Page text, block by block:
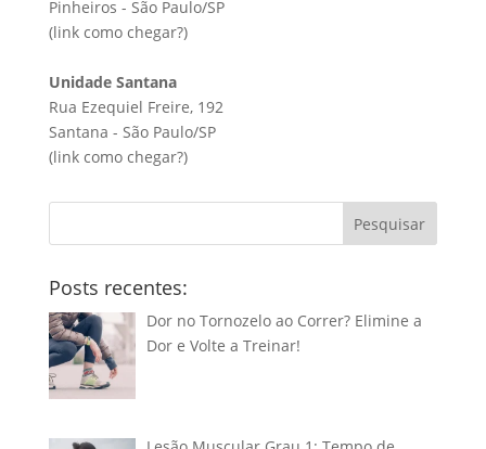
Pinheiros - São Paulo/SP
(link como chegar?)
Unidade Santana
Rua Ezequiel Freire, 192
Santana - São Paulo/SP
(link como chegar?)
Pesquisar
Posts recentes:
Dor no Tornozelo ao Correr? Elimine a
Dor e Volte a Treinar!